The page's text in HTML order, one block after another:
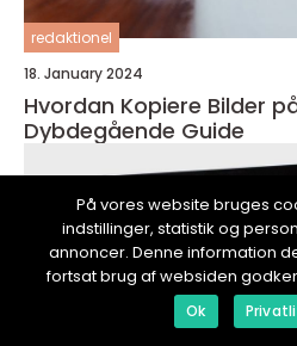
redaktionel
18. January 2024
Hvordan Kopiere Bilder
Dybdegående Guide
På vores website bruges
indstillinger, statistik og
annoncer. Denne information
fortsat brug af websiden
Ok